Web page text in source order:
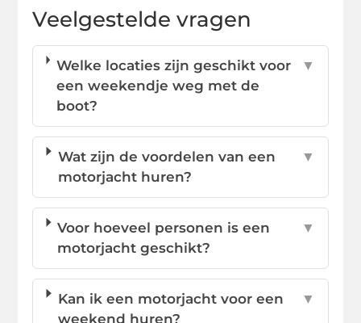
Veelgestelde vragen
Welke locaties zijn geschikt voor
een weekendje weg met de
boot?
▼
Wat zijn de voordelen van een
motorjacht huren?
▼
Voor hoeveel personen is een
motorjacht geschikt?
▼
Kan ik een motorjacht voor een
weekend huren?
▼